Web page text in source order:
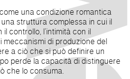
una condizione romantica
struttura complessa in cui il
controllo, l’intimità con il
di produzione del
a ciò che si può definire un
perde la capacità di distinguere
che lo consuma.